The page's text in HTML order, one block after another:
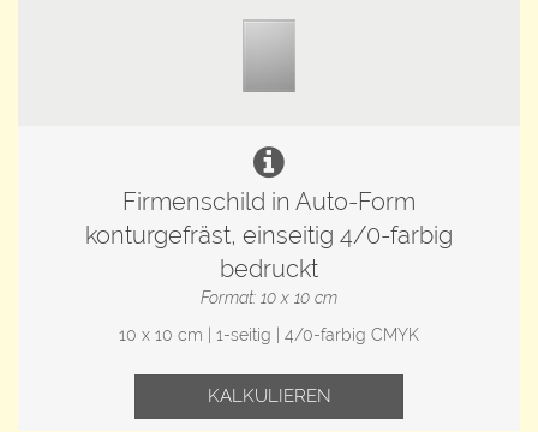
Firmenschild in Auto-Form
konturgefräst, einseitig 4/0-farbig
bedruckt
Format: 10 x 10 cm
10 x 10 cm | 1-seitig | 4/0-farbig CMYK
KALKULIEREN